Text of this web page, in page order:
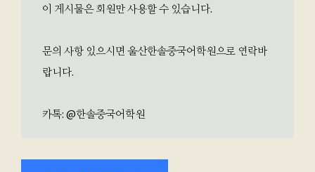
이 게시물은 회원만 사용할 수 있습니다.
문의 사항 있으시면 울산한솔중국어학원으로 연락바
랍니다.
카톡: @한솔중국어학원